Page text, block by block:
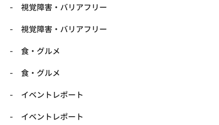
​視覚障害・バリアフリー
​視覚障害・バリアフリー
​食・グルメ
​食・グルメ
イベントレポート
イベントレポート